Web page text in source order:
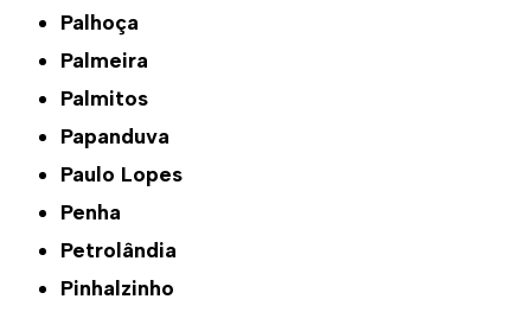
Palhoça
Palmeira
Palmitos
Papanduva
Paulo Lopes
Penha
Petrolândia
Pinhalzinho